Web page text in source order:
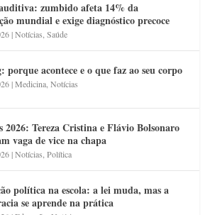
zumbido afeta 14% da
mundial e exige diagnóstico precoce
|Notícias ,Saúde
porque acontece e o que faz ao seu corpo
|Medicina ,Notícias
2026: Tereza Cristina e Flávio Bolsonaro
vaga de vice na chapa
|Notícias ,Política
política na escola: a lei muda, mas a
se aprende na prática